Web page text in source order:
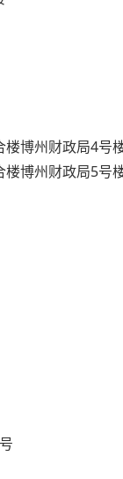
博州财政局4号
博州财政局5号